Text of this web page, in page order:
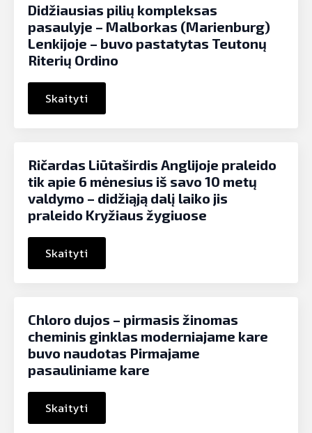
Didžiausias pilių kompleksas
pasaulyje – Malborkas (Marienburg)
Lenkijoje – buvo pastatytas Teutonų
Riterių Ordino
Skaityti
Ričardas Liūtaširdis Anglijoje praleido
tik apie 6 mėnesius iš savo 10 metų
valdymo – didžiąją dalį laiko jis
praleido Kryžiaus žygiuose
Skaityti
Chloro dujos – pirmasis žinomas
cheminis ginklas moderniajame kare
buvo naudotas Pirmajame
pasauliniame kare
Skaityti